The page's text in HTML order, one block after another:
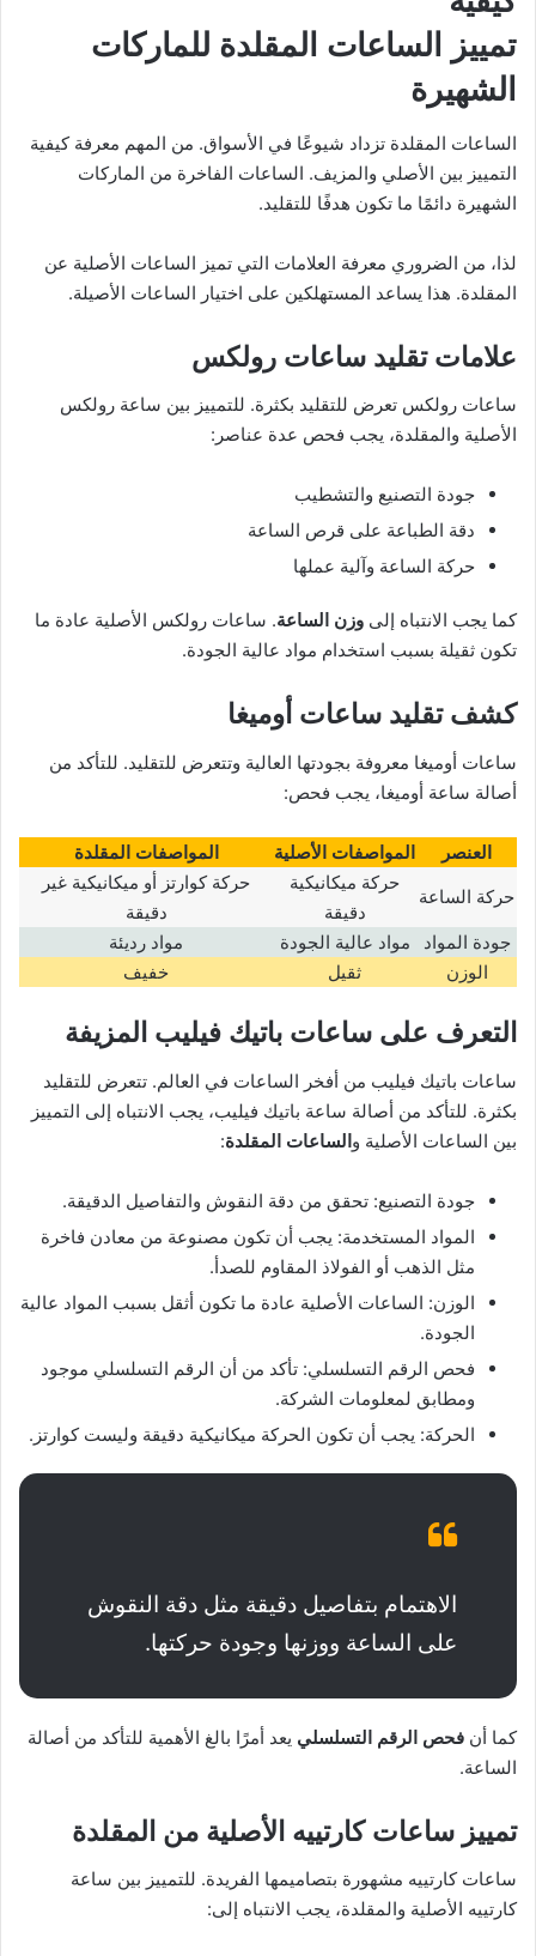
تمييز الساعات المقلدة للماركات
الشهيرة
الساعات المقلدة تزداد شيوعًا في الأسواق. من المهم معرفة كيفية
التمييز بين الأصلي والمزيف. الساعات الفاخرة من الماركات
الشهيرة دائمًا ما تكون هدفًا للتقليد.
لذا، من الضروري معرفة العلامات التي تميز الساعات الأصلية عن
المقلدة. هذا يساعد المستهلكين على اختيار الساعات الأصيلة.
علامات تقليد ساعات رولكس
ساعات رولكس تعرض للتقليد بكثرة. للتمييز بين ساعة رولكس
الأصلية والمقلدة، يجب فحص عدة عناصر:
جودة التصنيع والتشطيب
دقة الطباعة على قرص الساعة
حركة الساعة وآلية عملها
كما يجب الانتباه إلى وزن الساعة. ساعات رولكس الأصلية عادة ما
تكون ثقيلة بسبب استخدام مواد عالية الجودة.
كشف تقليد ساعات أوميغا
ساعات أوميغا معروفة بجودتها العالية وتتعرض للتقليد. للتأكد من
أصالة ساعة أوميغا، يجب فحص:
العنصر المواصفات الأصلية
المواصفات المقلدة
حركة الساعة
حركة ميكانيكية
دقيقة
حركة كوارتز أو ميكانيكية غير
دقيقة
جودة المواد
مواد عالية الجودة
مواد رديئة
الوزن
ثقيل خفيف
التعرف على ساعات باتيك فيليب المزيفة
ساعات باتيك فيليب من أفخر الساعات في العالم. تتعرض للتقليد
بكثرة. للتأكد من أصالة ساعة باتيك فيليب، يجب الانتباه إلى التمييز
بين الساعات الأصلية والساعات المقلدة:
جودة التصنيع: تحقق من دقة النقوش والتفاصيل الدقيقة.
المواد المستخدمة: يجب أن تكون مصنوعة من معادن فاخرة
مثل الذهب أو الفولاذ المقاوم للصدأ.
الوزن: الساعات الأصلية عادة ما تكون أثقل بسبب المواد عالية
الجودة.
فحص الرقم التسلسلي: تأكد من أن الرقم التسلسلي موجود
ومطابق لمعلومات الشركة.
الحركة: يجب أن تكون الحركة ميكانيكية دقيقة وليست كوارتز.
الاهتمام بتفاصيل دقيقة مثل دقة النقوش
على الساعة ووزنها وجودة حركتها.
كما أن فحص الرقم التسلسلي يعد أمرًا بالغ الأهمية للتأكد من أصالة
الساعة.
تمييز ساعات كارتييه الأصلية من المقلدة
ساعات كارتييه مشهورة بتصاميمها الفريدة. للتمييز بين ساعة
كارتييه الأصلية والمقلدة، يجب الانتباه إلى: